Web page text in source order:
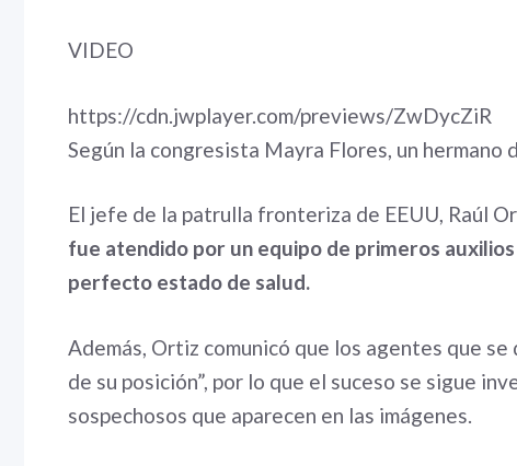
VIDEO
https://cdn.jwplayer.com/previews/ZwDycZiR
Según la congresista Mayra Flores, un hermano
El jefe de la patrulla fronteriza de EEUU, Raúl
fue atendido por un equipo de primeros
perfecto estado de salud.
Además, Ortiz comunicó que los agentes que
de su posición”, por lo que el suceso se sigue
sospechosos que aparecen en las imágenes.